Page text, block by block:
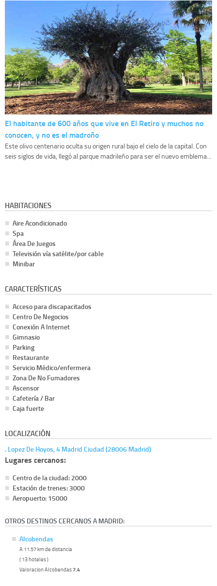
El habitante de 600 años que vive en El Retiro y muchos no
conocen, y no es el madroño
Este olivo centenario oculta su origen rural bajo el cielo de la capital. Con
seis siglos de vida, llegó al parque madrileño para ser el nuevo emblema...
HABITACIONES
Aire Acondicionado
Spa
Área De Juegos
Televisión vía satélite/por cable
Minibar
CARACTERÍSTICAS
Acceso para discapacitados
Centro De Negocios
Conexión A Internet
Gimnasio
Parking
Restaurante
Servicio Médico/enfermera
Zona De No Fumadores
Ascensor
Cafetería / Bar
Caja fuerte
LOCALIZACIÓN
. Lopez De Hoyos, 4 Madrid Ciudad (28006 Madrid)
Lugares cercanos:
Centro de la ciudad: 2000
Estación de trenes: 3000
Aeropuerto: 15000
OTROS DESTINOS CERCANOS A MADRID:
Alcobendas
A 11.57 km de distancia
( 13 hoteles )
Valoracion Alcobendas7.4